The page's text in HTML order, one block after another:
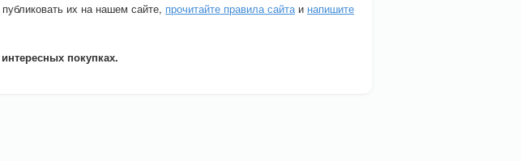
их на нашем сайте, прочитайте правила сайтаи напишите
покупках.